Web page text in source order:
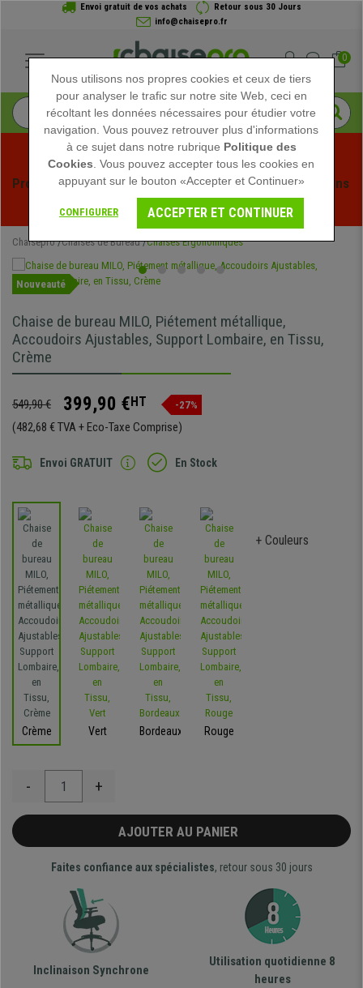
Envoi gratuit de vos achats
Retour sous 30 Jours
info@chaisepro.fr
0
Profitez des soldes d'été chez Chaisepro ! Des réductions
exclusives pour une durée limitée - Voir l'offre
Chaisepro Chaises de Bureau Chaises Ergonomiques
Nouveauté
Chaise de bureau MILO, Piétement métallique,
Accoudoirs Ajustables, Support Lombaire, en Tissu,
Crème
549,90 € 399,90 €HT -27%
(482,68 € TVA + Eco-Taxe Comprise)
Envoi GRATUIT En Stock
Crème Vert Bordeaux Rouge
+ Couleurs
- +
AJOUTER AU PANIER
Faites confiance aux spécialistes, retour sous 30 jours
Inclinaison Synchrone
Utilisation quotidienne 8
heures
Nous utilisons nos propres cookies et ceux de tiers
pour analyser le trafic sur notre site Web, ceci en
récoltant les données nécessaires pour étudier votre
navigation. Vous pouvez retrouver plus d'informations
à ce sujet dans notre rubrique Politique des
Cookies . Vous pouvez accepter tous les cookies en
appuyant sur le bouton «Accepter et Continuer»
CONFIGURER ACCEPTER ET CONTINUER